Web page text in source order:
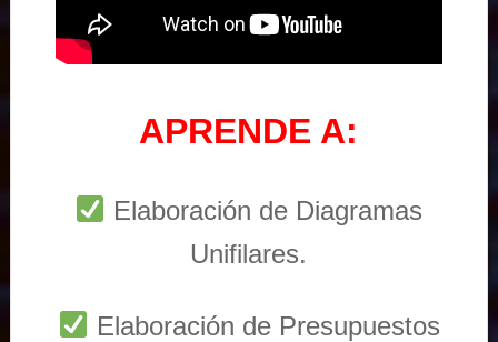
APRENDE A:
Elaboración de Diagramas
Unifilares.
Elaboración de Presupuestos